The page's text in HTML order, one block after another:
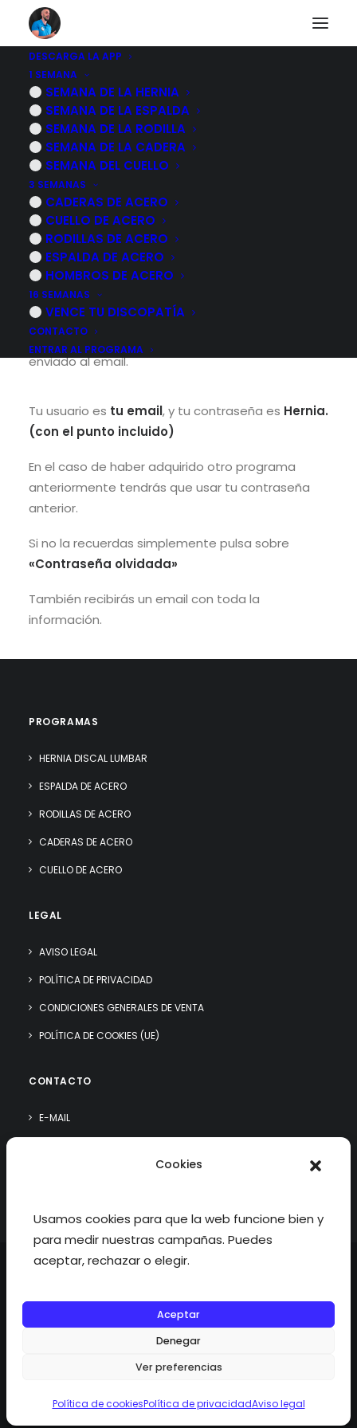
Cookies
Usamos cookies para que la web funcione bien y
para medir nuestras campañas. Puedes
aceptar, rechazar o elegir.
Aceptar
Denegar
Ver preferencias
Política de cookiesPolítica de privacidadAviso legal
DESCARGA LA APP
1 SEMANA
SEMANA DE LA HERNIA
SEMANA DE LA ESPALDA
SEMANA DE LA RODILLA
SEMANA DE LA CADERA
SEMANA DEL CUELLO
3 SEMANAS
CADERAS DE ACERO
CUELLO DE ACERO
RODILLAS DE ACERO
ESPALDA DE ACERO
HOMBROS DE ACERO
16 SEMANAS
VENCE TU DISCOPATÍA
CONTACTO
ENTRAR AL PROGRAMA
Gracias
Gracias de todo corazón por confiar en mi para
mejorar tu calidad de vida. Has adquirido el
programa hernia discal con soporte
Hemos recibido tu petición de compra, al pagar
por paypal puede tardar hasta 24 horas en
procesarse.
Cuando se valide recibirás un correo de hotmart,
en ese momento podrás acceder al programa
enviado al email.
Tu usuario es tu email, y tu contraseña es Hernia.
(con el punto incluido)
En el caso de haber adquirido otro programa
anteriormente tendrás que usar tu contraseña
anterior.
Si no la recuerdas simplemente pulsa sobre
«Contraseña olvidada»
También recibirás un email con toda la
información.
PROGRAMAS
HERNIA DISCAL LUMBAR
ESPALDA DE ACERO
RODILLAS DE ACERO
CADERAS DE ACERO
CUELLO DE ACERO
LEGAL
AVISO LEGAL
POLÍTICA DE PRIVACIDAD
CONDICIONES GENERALES DE VENTA
POLÍTICA DE COOKIES (UE)
CONTACTO
E-MAIL
©2026 fisioterapiatualcance todos los derechos reservados.